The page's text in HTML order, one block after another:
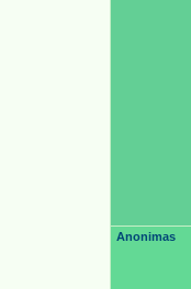
Anonimas